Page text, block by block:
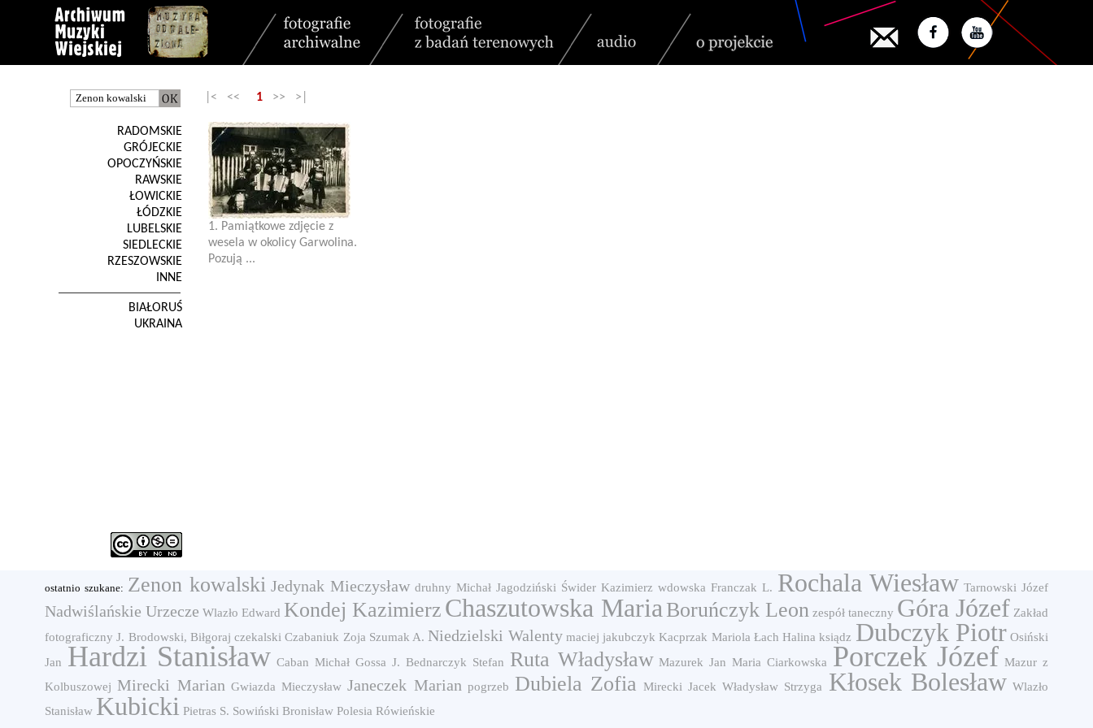
RADOMSKIE
GRÓJECKIE
OPOCZYŃSKIE
RAWSKIE
ŁOWICKIE
ŁÓDZKIE
LUBELSKIE
SIEDLECKIE
RZESZOWSKIE
INNE
BIAŁORUŚ
UKRAINA
|< << 1 >> >|
1. Pamiątkowe zdjęcie z
wesela w okolicy Garwolina.
Pozują ...
ostatnio szukane: Zenon kowalski Jedynak Mieczysław druhny Michał Jagodziński Świder Kazimierz wdowska Franczak L. Rochala Wiesław Tarnowski Józef
Nadwiślańskie Urzecze Wlazło Edward Kondej Kazimierz Chaszutowska Maria Boruńczyk Leon zespół taneczny Góra Józef Zakład
fotograficzny J. Brodowski, Biłgoraj czekalski Czabaniuk Zoja Szumak A. Niedzielski Walenty maciej jakubczyk Kacprzak Mariola Łach Halina ksiądz Dubczyk Piotr Osiński
Jan Hardzi Stanisław Caban Michał Gossa J. Bednarczyk Stefan Ruta Władysław Mazurek Jan Maria Ciarkowska Porczek Józef Mazur z
Kolbuszowej Mirecki Marian Gwiazda Mieczysław Janeczek Marian pogrzeb Dubiela Zofia Mirecki Jacek Władysław Strzyga Kłosek Bolesław Wlazło
Stanisław Kubicki Pietras S. Sowiński Bronisław Polesia Rówieńskie